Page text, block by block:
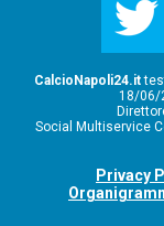
CalcioNapoli24.it
18/06/
Social Multiservice
Privacy